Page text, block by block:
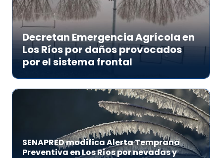
Decretan Emergencia Agrícola en
Los Ríos por daños provocados
por el sistema frontal
SENAPRED modifica Alerta Temprana
Preventiva en Los Ríos por nevadas y